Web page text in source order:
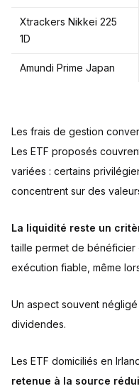
Xtrackers Nikkei 225
1D
Amundi Prime Japan
Les frais de gestion
Les ETF proposés
variées : certains
concentrent sur des
La liquidité reste un
taille permet de bénéficier
exécution fiable, même
Un aspect souvent
dividendes.
Les ETF domiciliés en
retenue à la source